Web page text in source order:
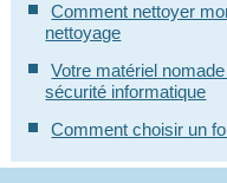
Comment nettoyer
nettoyage
Votre matériel
sécurité informatique
Comment choisir un